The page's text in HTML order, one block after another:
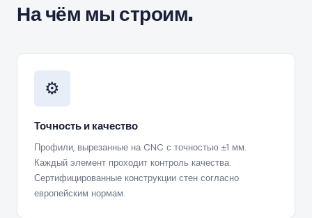
На чём мы строим.
⚙️
Точность и качество
Профили, вырезанные на CNC с точностью ±1 мм.
Каждый элемент проходит контроль качества.
Сертифицированные конструкции стен согласно
европейским нормам.